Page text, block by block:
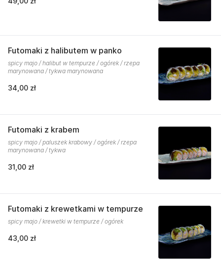
Futomaki z halibutem w panko
spicy majo / halibut w tempurze / ogórek / rzepa
marynowana / tykwa marynowana
34,00 zł
Futomaki z krabem
spicy majo / paluszek krabowy / ogórek / rzepa
marynowana / tykwa
31,00 zł
Futomaki z krewetkami w tempurze
spicy majo / krewetki w tempurze / ogórek
43,00 zł